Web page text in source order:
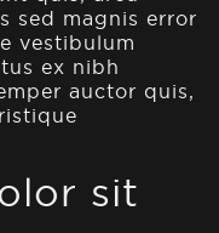
sed magnis error
vestibulum
ex nibh
auctor quis,
sit